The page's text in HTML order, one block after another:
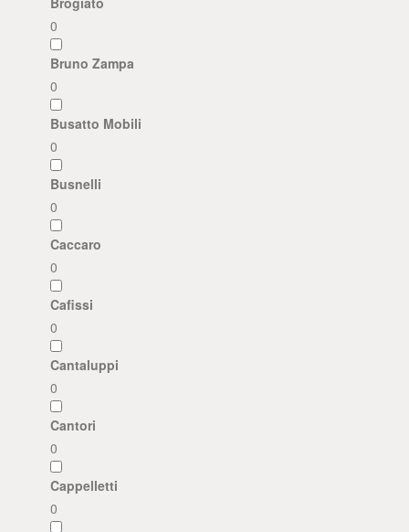
0
Bruno Zampa
0
Busatto Mobili
0
Busnelli
0
Caccaro
0
Cafissi
0
Cantaluppi
0
Cantori
0
Cappelletti
0